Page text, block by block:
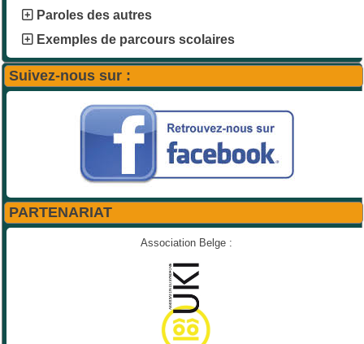
Paroles des autres
Exemples de parcours scolaires
Suivez-nous sur :
PARTENARIAT
Association Belge :